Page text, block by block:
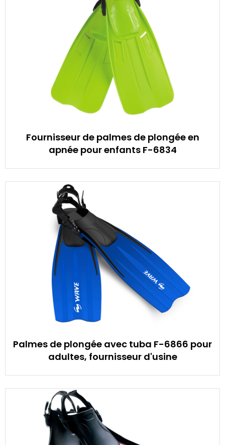
Fournisseur de palmes de plongée en
apnée pour enfants F-6834
Palmes de plongée avec tuba F-6866 pour
adultes, fournisseur d'usine